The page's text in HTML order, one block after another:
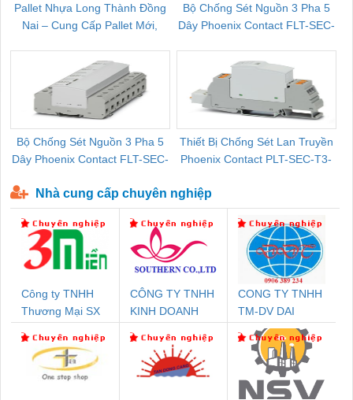
Pallet Nhựa Long Thành Đồng
Nai – Cung Cấp Pallet Mới,
Bộ Chống Sét Nguồn 3 Pha 5
Dây Phoenix Contact FLT-SEC-
Bộ Chống Sét Nguồn 3 Pha 5
Dây Phoenix Contact FLT-SEC-
Thiết Bị Chống Sét Lan Truyền
Phoenix Contact PLT-SEC-T3-
Nhà cung cấp chuyên nghiệp
Công ty TNHH
Thương Mại SX
CÔNG TY TNHH
KINH DOANH
PHƯƠNG NAM
CONG TY TNHH
TM-DV DAI
DONG THANH